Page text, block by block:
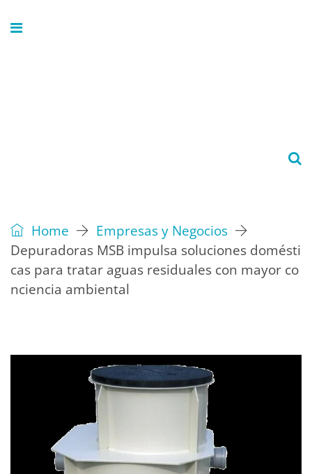
Home
Empresas y Negocios
Depuradoras MSB impulsa soluciones domésti
cas para tratar aguas residuales con mayor co
nciencia ambiental